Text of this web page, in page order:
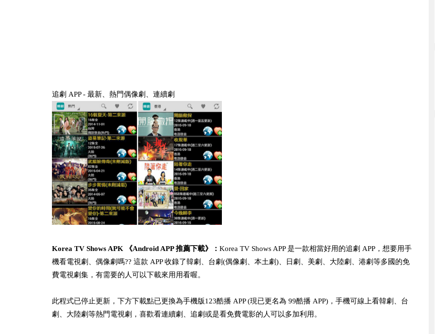
追劇 APP - 最新、熱門偶像劇、連續劇
Korea TV Shows APK 《Android APP 推薦下載》： Korea TV Shows APP 是一款相當好用的追劇 APP，想要用手
機看電視劇、偶像劇嗎?? 這款 APP 收錄了韓劇、台劇(偶像劇、本土劇)、日劇、美劇、大陸劇、港劇等多國的免
費電視劇集，有需要的人可以下載來用用看喔。
此程式已停止更新，下方下載點已更換為手機版123酷播 APP (現已更名為 99酷播 APP)，手機可線上看韓劇、台
劇、大陸劇等熱門電視劇，喜歡看連續劇、追劇或是看免費電影的人可以多加利用。